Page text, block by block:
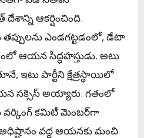
ఆకర్షించింది.
ఎండగట్టడంలో, డేటా
ఆయన సిద్ధహస్తుడు. అటు
ఇటు పార్టీని క్షేత్రస్థాయిలో
సక్సెస్ అయ్యారు. గతంలో
వర్కింగ్ కమిటీ మెంబర్‌గా
వద్ద ఆయనకు మంచి